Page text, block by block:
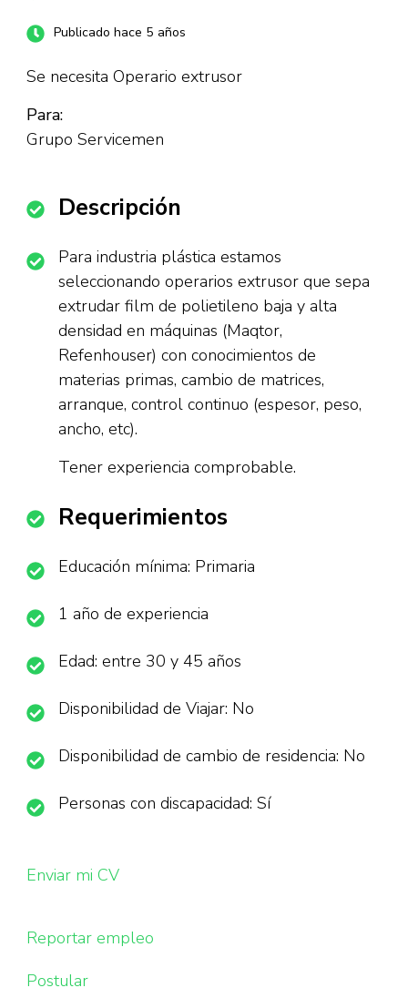
Publicado hace 5 años
Se necesita Operario extrusor
Para:
Grupo Servicemen
Descripción
Para industria plástica estamos
seleccionando operarios extrusor que sepa
extrudar film de polietileno baja y alta
densidad en máquinas (Maqtor,
Refenhouser) con conocimientos de
materias primas, cambio de matrices,
arranque, control continuo (espesor, peso,
ancho, etc).
Tener experiencia comprobable.
Requerimientos
Educación mínima: Primaria
1 año de experiencia
Edad: entre 30 y 45 años
Disponibilidad de Viajar: No
Disponibilidad de cambio de residencia: No
Personas con discapacidad: Sí
Enviar mi CV
Reportar empleo
Postular